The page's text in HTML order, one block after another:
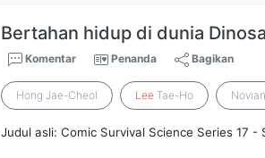
Bertahan hidup di dunia
Komentar Penanda Bagikan
Hong Jae-Cheol Lee Tae-Ho
Judul asli: Comic Survival Science Series 17 -